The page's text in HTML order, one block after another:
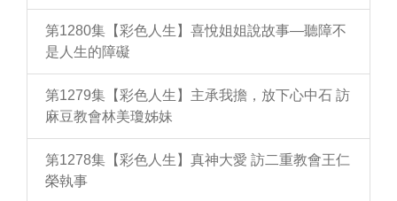
第1280集【彩色人生】喜悅姐姐說故事—聽障不
是人生的障礙
第1279集【彩色人生】主承我擔，放下心中石 訪
麻豆教會林美瓊姊妹
第1278集【彩色人生】真神大愛 訪二重教會王仁
榮執事